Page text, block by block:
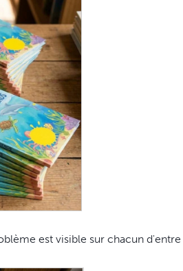
est visible sur chacun d'entre